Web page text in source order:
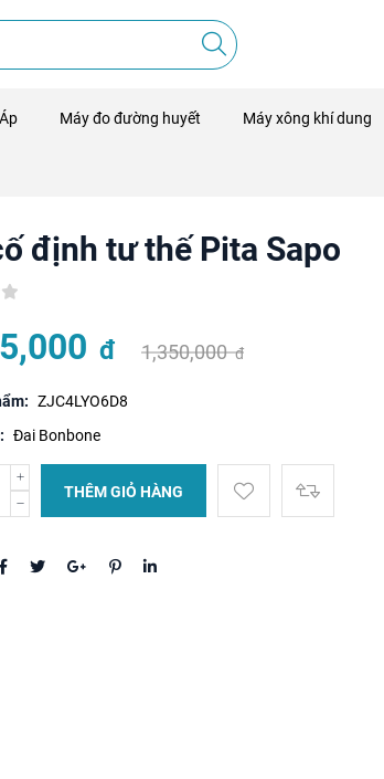
Máy đo đường huyết Máy xông khí dung
định tư thế Pita Sapo
đ 1,350,000đ
ZJC4LYO6D8
Đai Bonbone
THÊM GIỎ HÀNG